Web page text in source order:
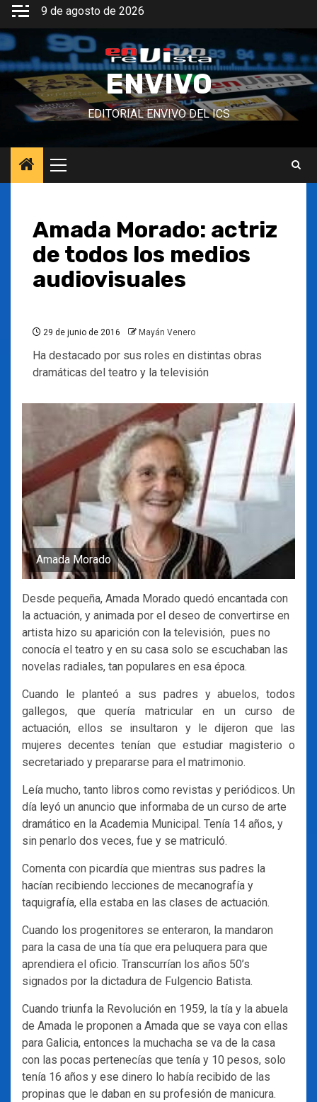
Saltar
contenido
9 de agosto de 2026
ENVIVO
EDITORIAL ENVIVO DEL ICS
Menú
principal
Amada Morado: actriz
de todos los medios
audiovisuales
29 de junio de 2016 Mayán Venero
Ha destacado por sus roles en distintas obras
dramáticas del teatro y la televisión
Amada Morado
Desde pequeña, Amada Morado quedó encantada con
la actuación, y animada por el deseo de convertirse en
artista hizo su aparición con la televisión, pues no
conocía el teatro y en su casa solo se escuchaban las
novelas radiales, tan populares en esa época.
Cuando le planteó a sus padres y abuelos, todos
gallegos, que quería matricular en un curso de
actuación, ellos se insultaron y le dijeron que las
mujeres decentes tenían que estudiar magisterio o
secretariado y prepararse para el matrimonio.
Leía mucho, tanto libros como revistas y periódicos. Un
día leyó un anuncio que informaba de un curso de arte
dramático en la Academia Municipal. Tenía 14 años, y
sin penarlo dos veces, fue y se matriculó.
Comenta con picardía que mientras sus padres la
hacían recibiendo lecciones de mecanografía y
taquigrafía, ella estaba en las clases de actuación.
Cuando los progenitores se enteraron, la mandaron
para la casa de una tía que era peluquera para que
aprendiera el oficio. Transcurrían los años 50’s
signados por la dictadura de Fulgencio Batista.
Cuando triunfa la Revolución en 1959, la tía y la abuela
de Amada le proponen a Amada que se vaya con ellas
para Galicia, entonces la muchacha se va de la casa
con las pocas pertenecías que tenía y 10 pesos, solo
tenía 16 años y ese dinero lo había recibido de las
propinas que le daban en su profesión de manicura.